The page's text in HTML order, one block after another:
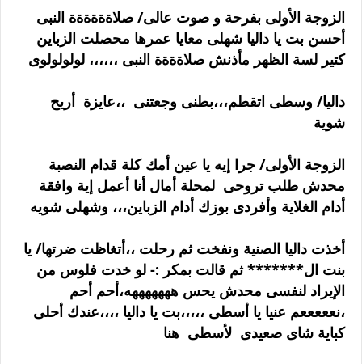
الزوجة الأولى بفرحة و صوت عالى/ صلاةةةةةة النبى
أحسن بت يا داليا شهلى معايا عمرها محصلت الزباين
كتير لسة الظهر مأذنش صلاةةةة النبى ،،،،،، لولولولوى
داليا/ وسطى اتقطم،،،بطنى وجعتنى ،،عايزة أريح
شوية
الزوجة الأولى/ جرا إيه يا عين أمك كلة قدام النصبة
محدش طلب تروحى لمحلة أمال أنا أعمل إية وافقة
أدام الغلاية وأفردى بوزك أدام الزباين،،، وشهلى شويه
أخذت داليا الصنية ونفخت ثم رحلت ،،أتغاظت ضرتها/ يا
بنت ال******* ثم قالت بمكر :- لو خدت فلوس من
الإيراد لنفسى محدش يحس هههههههه،أحم أحم
،نعععععم عنيا يا أسطى ،،،،،بت يا داليا ،،،،عندك أحلى
كباية شاى صعيدى لأسطى هنا